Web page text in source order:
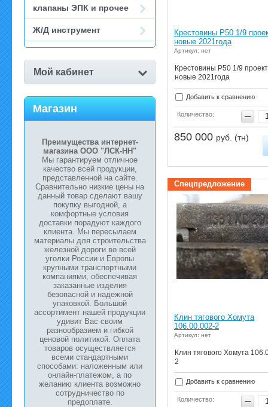
клапаны ЭПК и прочее
Ж/Д инструмент
Мой кабинет
Магазин
Преимущества интернет-
магазина ООО "ЛСК-НН"
Мы гарантируем отличное
качество всей продукции,
представленной на сайте.
Сравнительно низкие цены на
данный товар сделают вашу
покупку выгодной, а
комфортные условия
доставки порадуют каждого
клиента. Мы пересылаем
материалы для строительства
железной дороги во всей
уголки России и Европы
крупными транспортными
компаниями, обеспечивая
заказанные изделия
безопасной и надежной
упаковкой. Большой
ассортимент нашей продукции
удивит Вас своим
разнообразием и гибкой
ценовой политикой. Оплата
товаров осуществляется
всеми стандартными
способами: наложенным или
онлайн-платежом, а по
желанию клиента возможно
сотрудничество по
предоплате.
Крестовины Р50 1/9
новые 2021года
Артикул: нет
Крестовины Р50 1/9
новые 2021года
Добавить к сравнению
Количество:
850 000 руб. (тн)
Спецпредложение
Клин тягового Хомута
106.00.002-2
Артикул: нет
Клин тягового Хомута
2
Добавить к сравнению
Количество: